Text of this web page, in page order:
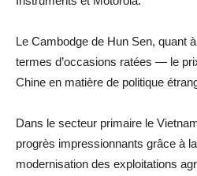
Le Cambodge de Hun Sen, quant
termes d’occasions ratées — le
Chine en matière de politique
Dans le secteur primaire le
progrès impressionnants grâce à
modernisation des exploitations